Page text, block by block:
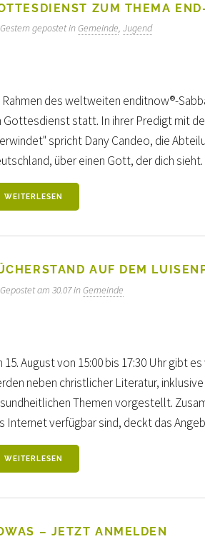
ZUM THEMA
Gestern gepostet inGemeinde,Jugend
Rahmen des weltweiten enditnow®-
Gottesdienst statt. In ihrer Predigt mit
spricht Dany Candeo, die
über einen Gott, der dich
WEITERLESEN
AUF DEM
Gepostet am 30.07 inGemeinde
15. August von 15:00 bis 17:30 Uhr gibt
neben christlicher Literatur,
Themen vorgestellt.
Internet verfügbar sind, deckt das
WEITERLESEN
– JETZT ANMELDEN